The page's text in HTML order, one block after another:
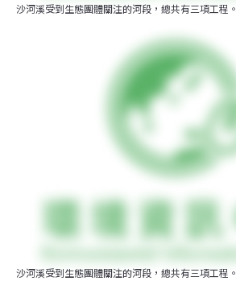
沙河溪受到生態團體關注的河段，總共有三項工程。
沙河溪受到生態團體關注的河段，總共有三項工程。